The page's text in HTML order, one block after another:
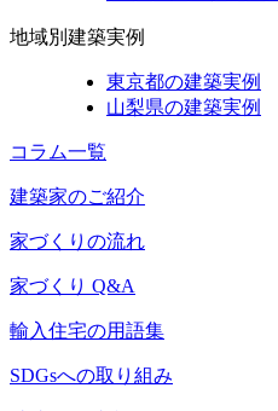
地域別建築実例
東京都の建築実例
山梨県の建築実例
コラム一覧
建築家のご紹介
家づくりの流れ
家づくり Q&A
輸入住宅の用語集
SDGsへの取り組み